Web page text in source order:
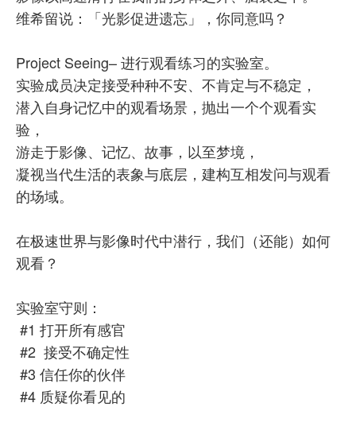
维希留说：「光影促进遗忘」，你同意吗？
Project Seeing– 进行观看练习的实验室。
实验成员决定接受种种不安、不肯定与不稳定，
潜入自身记忆中的观看场景，抛出一个个观看实
验，
游走于影像、记忆、故事，以至梦境，
凝视当代生活的表象与底层，建构互相发问与观看
的场域。
在极速世界与影像时代中潜行，我们（还能）如何
观看？
实验室守则：
#1 打开所有感官
#2 接受不确定性
#3 信任你的伙伴
#4 质疑你看见的